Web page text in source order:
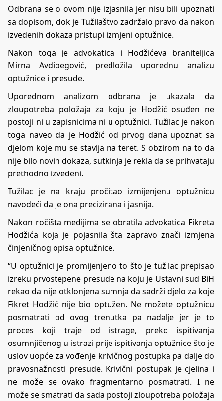
Odbrana se o ovom nije izjasnila jer nisu bili upoznati
sa dopisom, dok je Tužilaštvo zadržalo pravo da nakon
izvedenih dokaza pristupi izmjeni optužnice.
Nakon toga je advokatica i Hodžićeva braniteljica
Mirna Avdibegović, predložila uporednu analizu
optužnice i presude.
Uporednom analizom odbrana je ukazala da
zloupotreba položaja za koju je Hodžić osuđen ne
postoji ni u zapisnicima ni u optužnici. Tužilac je nakon
toga naveo da je Hodžić od prvog dana upoznat sa
djelom koje mu se stavlja na teret. S obzirom na to da
nije bilo novih dokaza, sutkinja je rekla da se prihvataju
prethodno izvedeni.
Tužilac je na kraju pročitao izmijenjenu optužnicu
navodeći da je ona precizirana i jasnija.
Nakon ročišta medijima se obratila advokatica Fikreta
Hodžića koja je pojasnila šta zapravo znači izmjena
činjeničnog opisa optužnice.
“U optužnici je promijenjeno to što je tužilac prepisao
izreku prvostepene presude na koju je Ustavni sud BiH
rekao da nije otklonjena sumnja da sadrži djelo za koje
Fikret Hodžić nije bio optužen. Ne možete optužnicu
posmatrati od ovog trenutka pa nadalje jer je to
proces koji traje od istrage, preko ispitivanja
osumnjičenog u istrazi prije ispitivanja optužnice što je
uslov uopće za vođenje krivičnog postupka pa dalje do
pravosnažnosti presude. Krivični postupak je cjelina i
ne može se ovako fragmentarno posmatrati. I ne
može se smatrati da sada postoji zloupotreba položaja